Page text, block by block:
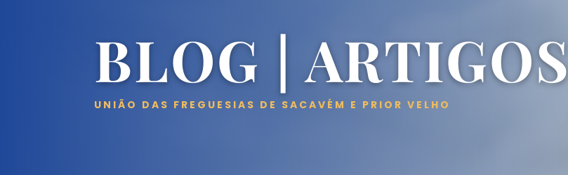
BLOG | ARTIGOS
UNIÃO DAS FREGUESIAS DE SACAVÉM E PRIOR VELHO